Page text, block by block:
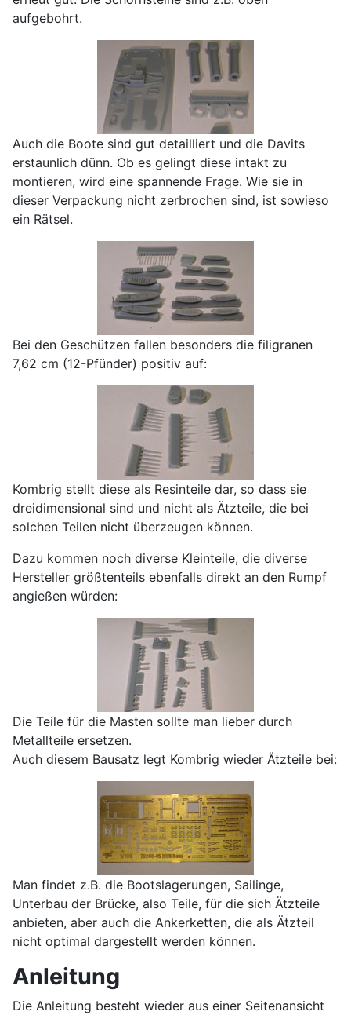
aufgebohrt.
Auch die Boote sind gut detailliert und die Davits
erstaunlich dünn. Ob es gelingt diese intakt zu
montieren, wird eine spannende Frage. Wie sie in
dieser Verpackung nicht zerbrochen sind, ist sowieso
ein Rätsel.
Bei den Geschützen fallen besonders die filigranen
7,62 cm (12-Pfünder) positiv auf:
Kombrig stellt diese als Resinteile dar, so dass sie
dreidimensional sind und nicht als Ätzteile, die bei
solchen Teilen nicht überzeugen können.
Dazu kommen noch diverse Kleinteile, die diverse
Hersteller größtenteils ebenfalls direkt an den Rumpf
angießen würden:
Die Teile für die Masten sollte man lieber durch
Metallteile ersetzen.
Auch diesem Bausatz legt Kombrig wieder Ätzteile bei:
Man findet z.B. die Bootslagerungen, Sailinge,
Unterbau der Brücke, also Teile, für die sich Ätzteile
anbieten, aber auch die Ankerketten, die als Ätzteil
nicht optimal dargestellt werden können.
Anleitung
Die Anleitung besteht wieder aus einer Seitenansicht